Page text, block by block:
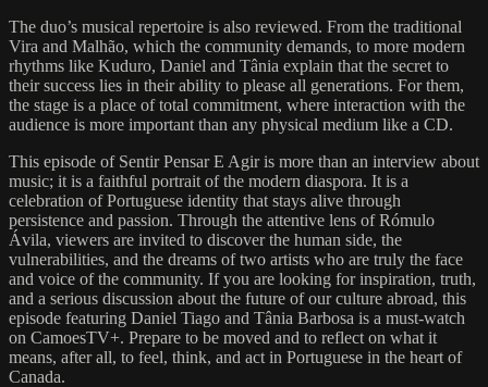
The duo’s musical repertoire is also reviewed. From the traditional
Vira and Malhão, which the community demands, to more modern
rhythms like Kuduro, Daniel and Tânia explain that the secret to
their success lies in their ability to please all generations. For them,
the stage is a place of total commitment, where interaction with the
audience is more important than any physical medium like a CD.
This episode of Sentir Pensar E Agir is more than an interview about
music; it is a faithful portrait of the modern diaspora. It is a
celebration of Portuguese identity that stays alive through
persistence and passion. Through the attentive lens of Rómulo
Ávila, viewers are invited to discover the human side, the
vulnerabilities, and the dreams of two artists who are truly the face
and voice of the community. If you are looking for inspiration, truth,
and a serious discussion about the future of our culture abroad, this
episode featuring Daniel Tiago and Tânia Barbosa is a must-watch
on CamoesTV+. Prepare to be moved and to reflect on what it
means, after all, to feel, think, and act in Portuguese in the heart of
Canada.